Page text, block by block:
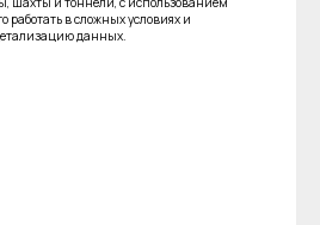
работать в сложных условиях и
данных.